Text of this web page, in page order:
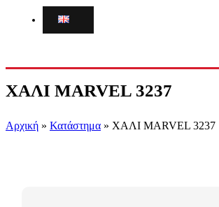
ΧΑΛΙ MARVEL 3237
Αρχική » Κατάστημα » ΧΑΛΙ MARVEL 3237